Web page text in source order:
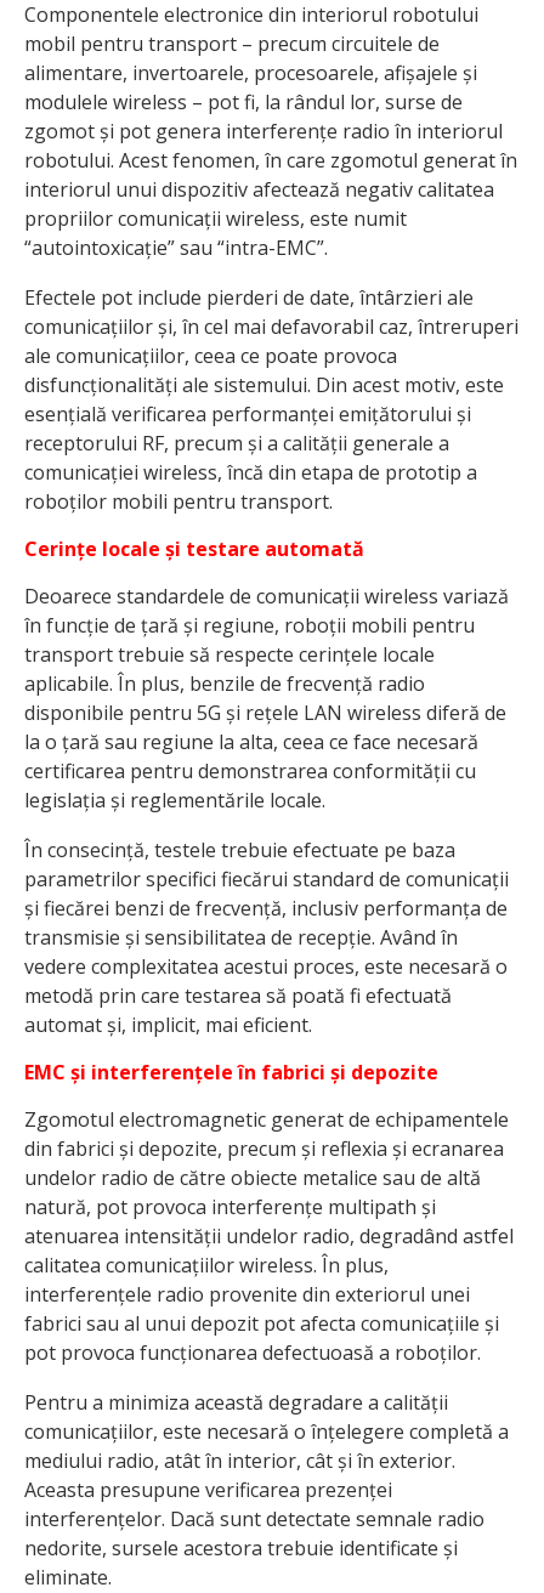
Componentele electronice din interiorul robotului
mobil pentru transport – precum circuitele de
alimentare, invertoarele, procesoarele, afișajele și
modulele wireless – pot fi, la rândul lor, surse de
zgomot și pot genera interferențe radio în interiorul
robotului. Acest fenomen, în care zgomotul generat în
interiorul unui dispozitiv afectează negativ calitatea
propriilor comunicații wireless, este numit
“autointoxicație” sau “intra-EMC”.
Efectele pot include pierderi de date, întârzieri ale
comunicațiilor și, în cel mai defavorabil caz, întreruperi
ale comunicațiilor, ceea ce poate provoca
disfuncționalități ale sistemului. Din acest motiv, este
esențială verificarea performanței emițătorului și
receptorului RF, precum și a calității generale a
comunicației wireless, încă din etapa de prototip a
roboților mobili pentru transport.
Cerințe locale și testare automată
Deoarece standardele de comunicații wireless variază
în funcție de țară și regiune, roboții mobili pentru
transport trebuie să respecte cerințele locale
aplicabile. În plus, benzile de frecvență radio
disponibile pentru 5G și rețele LAN wireless diferă de
la o țară sau regiune la alta, ceea ce face necesară
certificarea pentru demonstrarea conformității cu
legislația și reglementările locale.
În consecință, testele trebuie efectuate pe baza
parametrilor specifici fiecărui standard de comunicații
și fiecărei benzi de frecvență, inclusiv performanța de
transmisie și sensibilitatea de recepție. Având în
vedere complexitatea acestui proces, este necesară o
metodă prin care testarea să poată fi efectuată
automat și, implicit, mai eficient.
EMC și interferențele în fabrici și depozite
Zgomotul electromagnetic generat de echipamentele
din fabrici și depozite, precum și reflexia și ecranarea
undelor radio de către obiecte metalice sau de altă
natură, pot provoca interferențe multipath și
atenuarea intensității undelor radio, degradând astfel
calitatea comunicațiilor wireless. În plus,
interferențele radio provenite din exteriorul unei
fabrici sau al unui depozit pot afecta comunicațiile și
pot provoca funcționarea defectuoasă a roboților.
Pentru a minimiza această degradare a calității
comunicațiilor, este necesară o înțelegere completă a
mediului radio, atât în interior, cât și în exterior.
Aceasta presupune verificarea prezenței
interferențelor. Dacă sunt detectate semnale radio
nedorite, sursele acestora trebuie identificate și
eliminate.